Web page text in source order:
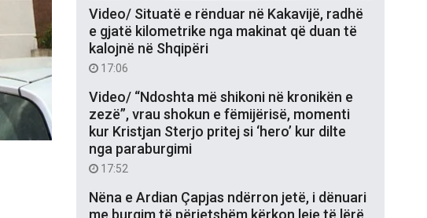
Video/ Situatë e rënduar në Kakavijë, radhë
e gjatë kilometrike nga makinat që duan të
kalojnë në Shqipëri
17:06
Video/ “Ndoshta më shikoni në kronikën e
zezë”, vrau shokun e fëmijërisë, momenti
kur Kristjan Sterjo pritej si ‘hero’ kur dilte
nga paraburgimi
17:52
Nëna e Ardian Çapjas ndërron jetë, i dënuari
me burgim të përjetshëm kërkon leje të lërë